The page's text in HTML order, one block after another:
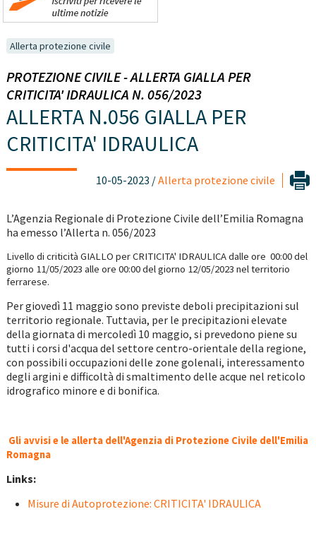
Allerta protezione civile
PROTEZIONE CIVILE - ALLERTA GIALLA PER
CRITICITA' IDRAULICA N. 056/2023
ALLERTA N.056 GIALLA PER
CRITICITA' IDRAULICA
10-05-2023 /Allerta protezione civile
L’Agenzia Regionale di Protezione Civile dell’Emilia Romagna
ha emesso l’Allerta n. 056/2023
Livello di criticità GIALLO per CRITICITA' IDRAULICAdalle ore 00:00 del
giorno 11/05/2023 alle ore 00:00del giorno 12/05/2023 nel territorio
ferrarese.
Per giovedì 11 maggio sono previste deboli precipitazioni sul
territorio regionale. Tuttavia, per le precipitazioni elevate
della giornata di mercoledì 10 maggio, si prevedono piene su
tutti i corsi d'acqua del settore centro-orientale della regione,
con possibili occupazioni delle zone golenali, interessamento
degli argini e difficoltà di smaltimento delle acque nel reticolo
idrografico minore e di bonifica.
Gli avvisi e le allerta dell'Agenzia di Protezione Civile dell'Emilia
Romagna
Links:
Misure di Autoprotezione: CRITICITA' IDRAULICA